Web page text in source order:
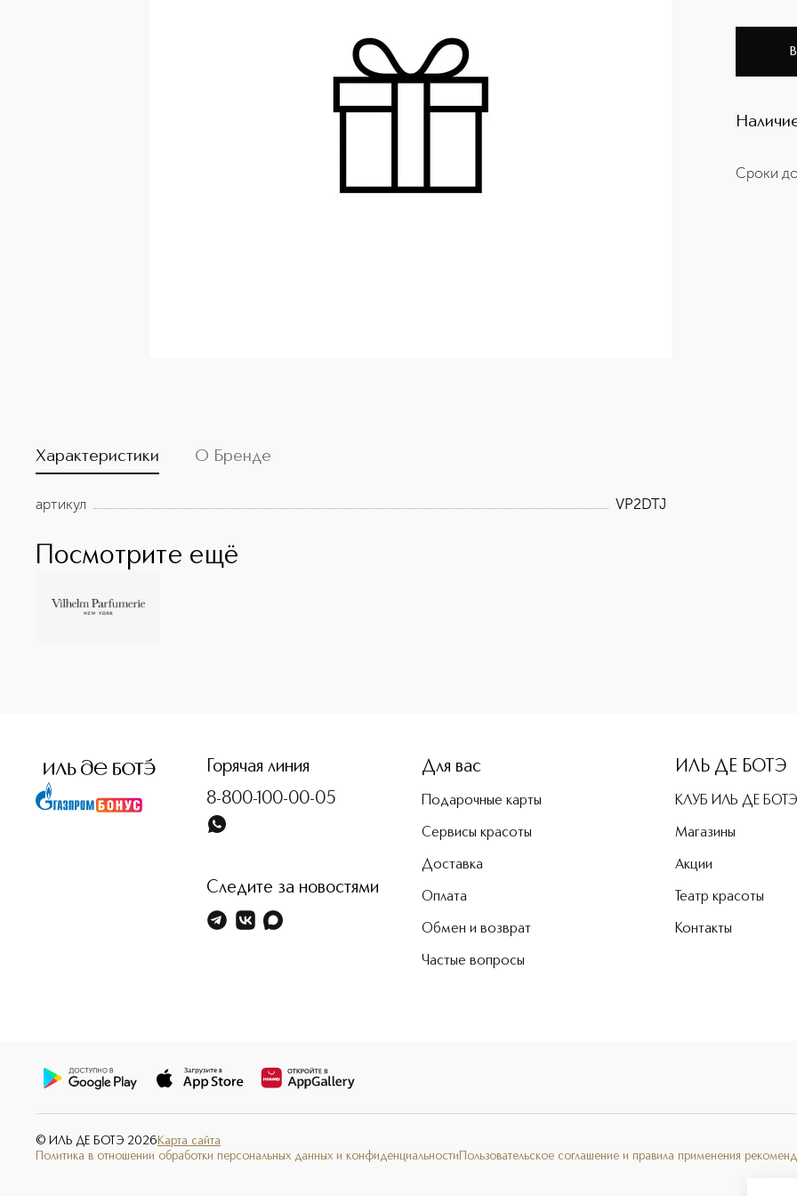
Сроки
Характеристики О Бренде
артикул VP2DTJ
Посмотрите ещё
Горячая линия
8-800-100-00-05
Следите за новостями
Для вас
Подарочные карты
Сервисы красоты
Доставка
Оплата
Обмен и возврат
Частые вопросы
ИЛЬ ДЕ БОТЭ
КЛУБ ИЛЬ ДЕ БОТЭ
Магазины
Акции
Театр красоты
Контакты
© ИЛЬ ДЕ БОТЭ 2026 Карта сайта
Политика в отношении обработки персональных данных и конфиденциальности Пользовательское соглашение и правила применения